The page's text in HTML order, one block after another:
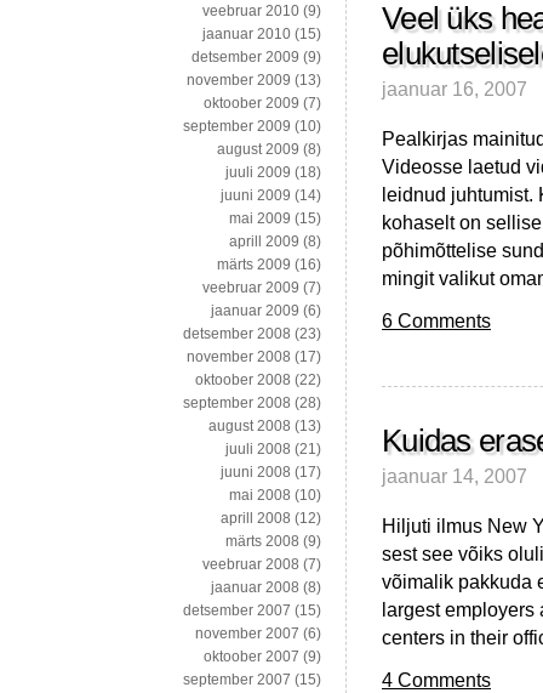
Veel üks
jaanuar 16, 2007
Pealkirjas
Videosse laetud
leidnud juhtumist.
kohaselt on
põhimõttelise
mingit valikut
6 Comments
Kuidas
jaanuar 14, 2007
Hiljuti ilmus New
sest see võiks
võimalik pakkuda
largest employers
centers in their
4 Comments
veebruar 2010 (9)
jaanuar 2010 (15)
detsember 2009 (9)
november 2009 (13)
oktoober 2009 (7)
september 2009 (10)
august 2009 (8)
juuli 2009 (18)
juuni 2009 (14)
mai 2009 (15)
aprill 2009 (8)
märts 2009 (16)
veebruar 2009 (7)
jaanuar 2009 (6)
detsember 2008 (23)
november 2008 (17)
oktoober 2008 (22)
september 2008 (28)
august 2008 (13)
juuli 2008 (21)
juuni 2008 (17)
mai 2008 (10)
aprill 2008 (12)
märts 2008 (9)
veebruar 2008 (7)
jaanuar 2008 (8)
detsember 2007 (15)
november 2007 (6)
oktoober 2007 (9)
september 2007 (15)